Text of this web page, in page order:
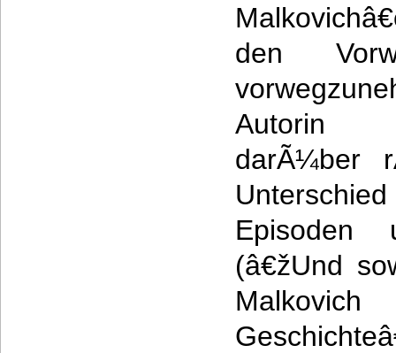
den
Autorin
darÃ¼ber
(â€žUnd